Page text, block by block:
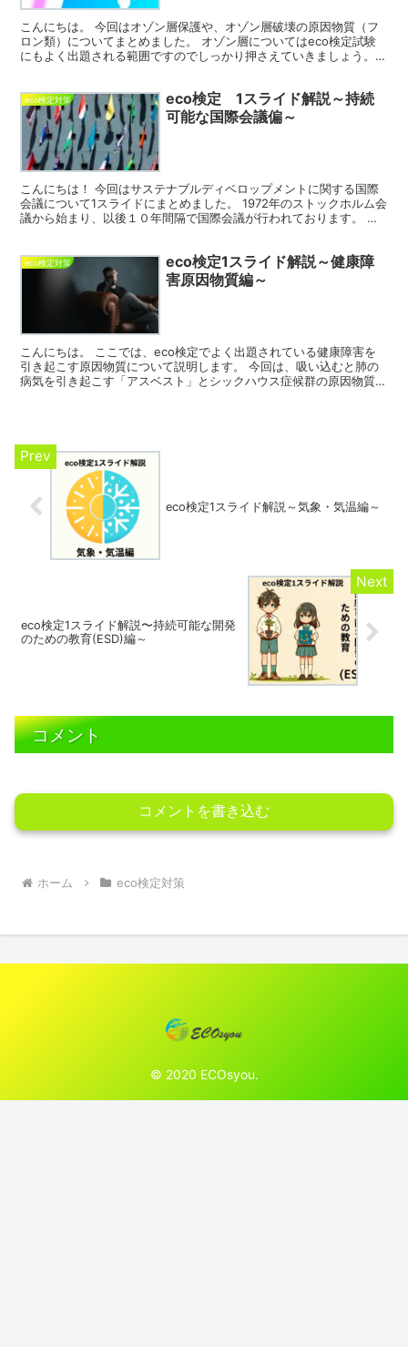
こんにちは。 今回はオゾン層保護や、オゾン層破壊の原因物質（フ
ロン類）についてまとめました。 オゾン層についてはeco検定試験
にもよく出題される範囲ですのでしっかり押さえていきましょう。
eco検定対策
eco検定 1スライド解説～持続
可能な国際会議偏～
こんにちは！ 今回はサステナブルディベロップメントに関する国際
会議について1スライドにまとめました。 1972年のストックホルム会
議から始まり、以後１０年間隔で国際会議が行われております。 特
eco検定対策
eco検定1スライド解説～健康障
害原因物質編～
こんにちは。 ここでは、eco検定でよく出題されている健康障害を
引き起こす原因物質について説明します。 今回は、吸い込むと肺の
病気を引き起こす「アスベスト」とシックハウス症候群の原因物質で
eco検定1スライド解説～気象・気温編～
eco検定1スライド解説〜持続可能な開発
のための教育(ESD)編～
コメント
コメントを書き込む
ホーム eco検定対策
© 2020 ECOsyou.